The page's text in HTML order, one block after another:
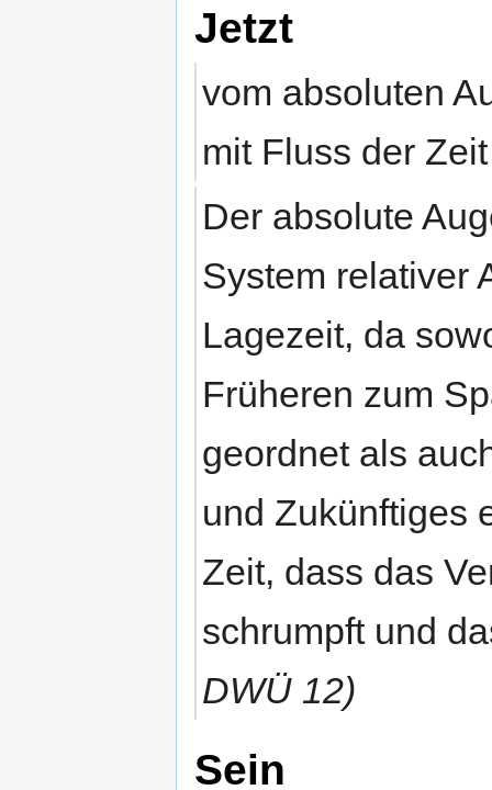
Jetzt
vom absoluten
mit Fluss der
Der absolute
System relativer
Lagezeit, da
Früheren zum
geordnet als
und Zukünftiges
Zeit, dass das
schrumpft und
DWÜ 12)
Sein